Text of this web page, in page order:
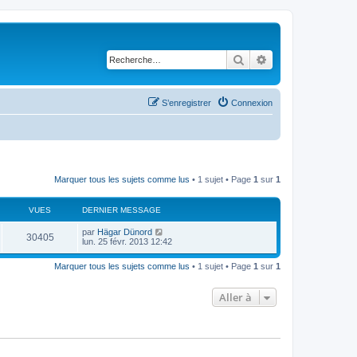
Rechercher
Connexion
S’enregistrer
Marquer tous les sujets comme lus • 1 sujet • Page 1 sur 1
VUES DERNIER MESSAGE
30405V
u
D
e
n
i
a
par Hägar Dünord
lun. 25 févr. 2013 12:42
Marquer tous les sujets comme lus • 1 sujet • Page 1 sur 1
Aller à